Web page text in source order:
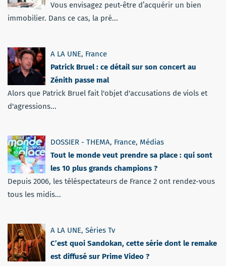
Vous envisagez peut-être d’acquérir un bien
immobilier. Dans ce cas, la pré...
A LA UNE, France
Patrick Bruel : ce détail sur son concert au
Zénith passe mal
Alors que Patrick Bruel fait l'objet d'accusations de viols et
d'agressions...
DOSSIER - THEMA, France, Médias
Tout le monde veut prendre sa place : qui sont
les 10 plus grands champions ?
Depuis 2006, les téléspectateurs de France 2 ont rendez-vous
tous les midis...
A LA UNE, Séries Tv
C’est quoi Sandokan, cette série dont le remake
est diffusé sur Prime Video ?